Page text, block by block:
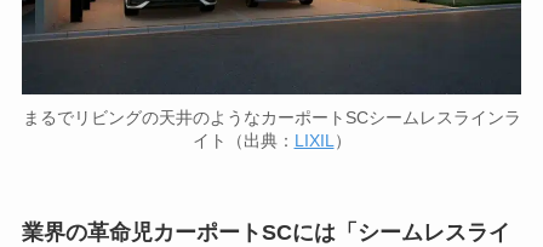
まるでリビングの天井のようなカーポートSCシームレスラインラ
イト（出典： LIXIL）
業界の革命児カーポートSCには「シームレスライ